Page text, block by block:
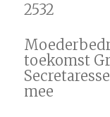
2532
toekomst
mee